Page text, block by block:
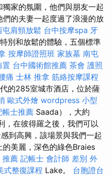
家的氛圍，他們與朋友一起
的夫妻一起度過了浪漫的放
屯肩頸放鬆 台中按摩spa 牙
別和放鬆的體驗，五個標準
按摩師證照班 家族墓 南屯
置 台中國術館推薦 茶會 護照
痛 士林 推拿 筋絡按摩課程
的285室城市酒店，位於薩
歐式外燴 wordpress 小型
帳士推薦 Saada），大約
，在彼得羅之後，我們可以
到高興，該場景與我們一起
美麗，深色的綠色Braies
推薦 記帳士 會計師 差別 外
式整復課程 Lake。 台胞證台